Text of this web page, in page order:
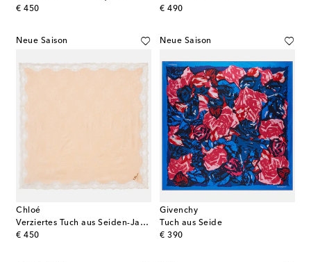
€ 450
original price
€ 490
original price
Neue Saison
Chloé
Verziertes Tuch aus Seiden-Jacquard mit Spitze
€ 450
original price
Neue Saison
Givenchy
Tuch aus Seide
€ 390
original price